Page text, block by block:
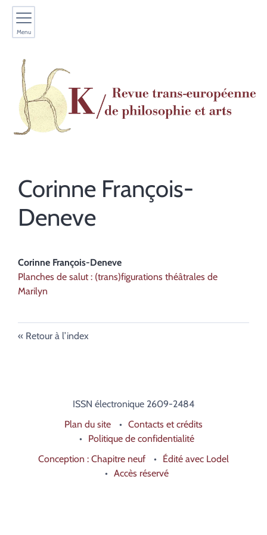
Menu
Corinne François-
Deneve
Corinne François-Deneve
Planches de salut : (trans)figurations théâtrales de
Marilyn
Retour à l’index
ISSN électronique 2609-2484
Plan du site
Contacts et crédits
Politique de confidentialité
Conception : Chapitre neuf
Édité avec Lodel
Accès réservé